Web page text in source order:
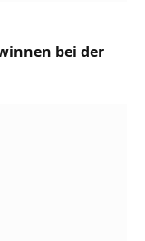
bei der